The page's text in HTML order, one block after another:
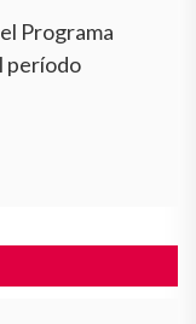
Programa
período